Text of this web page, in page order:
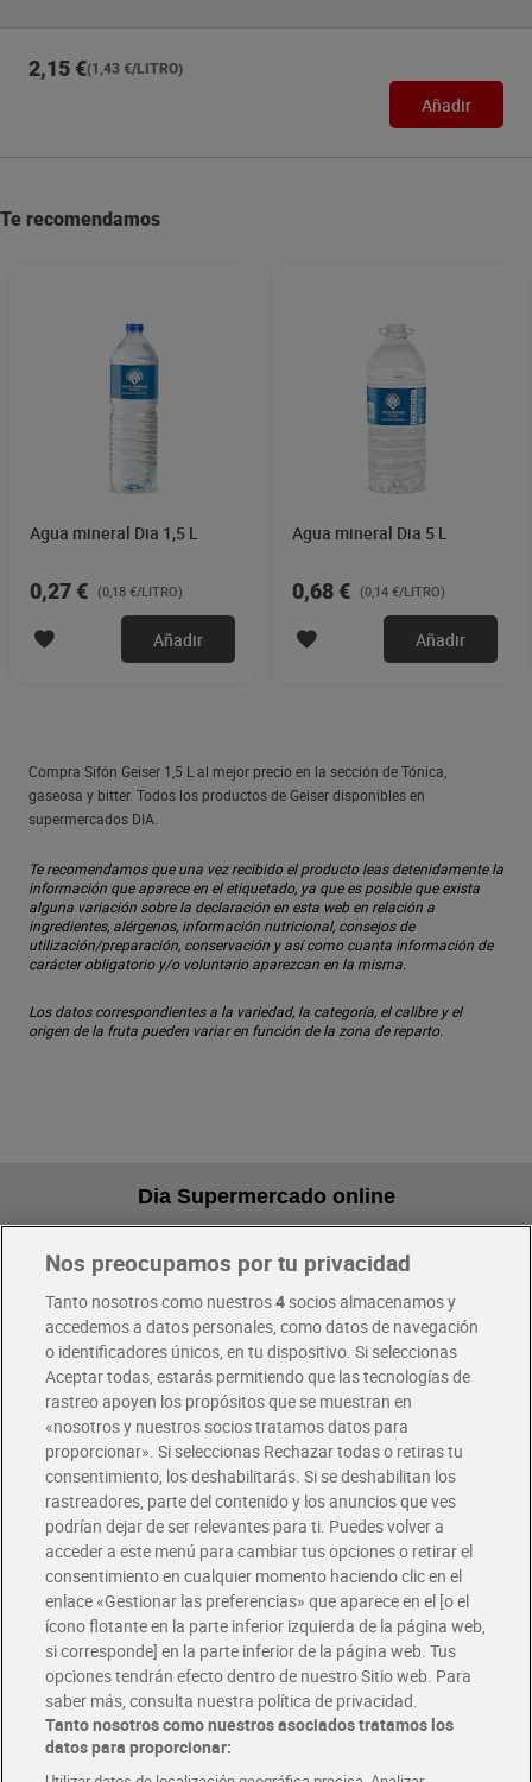
2,15 €(1,43 €/LITRO)
Añadir
Te recomendamos
Agua mineral Dia 1,5 L
0,27 € (0,18 €/LITRO)
Añadir
Agua mineral Dia 5 L
0,68 € (0,14 €/LITRO)
Añadir
Compra Sifón Geiser 1,5 L al mejor precio en la sección de Tónica,
gaseosa y bitter. Todos los productos de Geiser disponibles en
supermercados DIA.
Te recomendamos que una vez recibido el producto leas detenidamente la
información que aparece en el etiquetado, ya que es posible que exista
alguna variación sobre la declaración en esta web en relación a
ingredientes, alérgenos, información nutricional, consejos de
utilización/preparación, conservación y así como cuanta información de
carácter obligatorio y/o voluntario aparezcan en la misma.
Los datos correspondientes a la variedad, la categoría, el calibre y el
origen de la fruta pueden variar en función de la zona de reparto.
Dia Supermercado online
Pide hoy, recibe hoy
Envío gratis por compras superiores a 100€
Envío estandar por 4,99€
Glovo y Uber Eats
Solicita tu factura de Glovo o Uber Eats
Únete al CLUB Dia
Disfruta las ventajas y ofertas exclusivas.
Descárgate la APP Dia
Folletos y Tiendas
Descubre las mejores ofertas y busca tu tienda más cercana
Tarjeta MaX Dia
Te devuelve hasta 8€/mes de tus compras.
¡Solicita tu tarjeta de crédito aquí!
Nos preocupamos por tu privacidad
Tanto nosotros como nuestros4socios almacenamos y
accedemos a datos personales, como datos de navegación
o identificadores únicos, en tu dispositivo. Si seleccionas
Aceptar todas, estarás permitiendo que las tecnologías de
rastreo apoyen los propósitos que se muestran en
«nosotros y nuestros socios tratamos datos para
proporcionar». Si seleccionas Rechazar todas o retiras tu
consentimiento, los deshabilitarás. Si se deshabilitan los
rastreadores, parte del contenido y los anuncios que ves
podrían dejar de ser relevantes para ti. Puedes volver a
acceder a este menú para cambiar tus opciones o retirar el
consentimiento en cualquier momento haciendo clic en el
enlace «Gestionar las preferencias» que aparece en el [o el
ícono flotante en la parte inferior izquierda de la página web,
si corresponde] en la parte inferior de la página web. Tus
opciones tendrán efecto dentro de nuestro Sitio web. Para
saber más, consulta nuestra política de privacidad.
Tanto nosotros como nuestros asociados tratamos los
datos para proporcionar: